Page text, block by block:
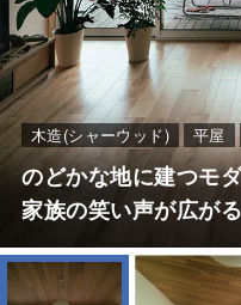
life knit design
カタログ・動画ライ
ブラリー
お問い合わせ
ご相談
木造(シャーウッド) 平屋
のどかな地に建つモ
家族の笑い声が広が